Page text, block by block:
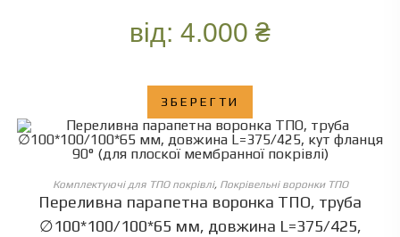
від: 4.000 ₴
ЗБЕРЕГТИ
ОБЕРІТЬ ОПЦІЇ
Комплектуючі для ТПО покрівлі, Покрівельні воронки ТПО
Переливна парапетна воронка ТПО, труба
∅100*100/100*65 мм, довжина L=375/425,